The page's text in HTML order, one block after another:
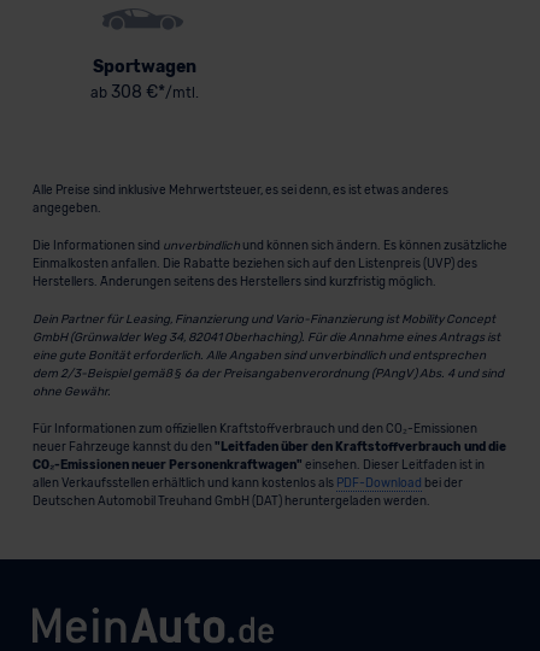
Sportwagen
ab 308 €*/mtl.
Alle Preise sind inklusive Mehrwertsteuer, es sei denn, es ist etwas anderes
angegeben.
Die Informationen sind unverbindlichund können sich ändern. Es können zusätzliche
Einmalkosten anfallen. Die Rabatte beziehen sich auf den Listenpreis (UVP) des
Herstellers. Änderungen seitens des Herstellers sind kurzfristig möglich.
Dein Partner für Leasing, Finanzierung und Vario-Finanzierung ist Mobility Concept
GmbH (Grünwalder Weg 34, 82041 Oberhaching). Für die Annahme eines Antrags ist
eine gute Bonität erforderlich. Alle Angaben sind unverbindlich und entsprechen
dem 2/3-Beispiel gemäß § 6a der Preisangabenverordnung (PAngV) Abs. 4 und sind
ohne Gewähr.
Für Informationen zum offiziellen Kraftstoffverbrauch und den CO₂-Emissionen
neuer Fahrzeuge kannst du den "Leitfaden über den Kraftstoffverbrauch und die
CO₂-Emissionen neuer Personenkraftwagen" einsehen. Dieser Leitfaden ist in
allen Verkaufsstellen erhältlich und kann kostenlos als PDF-Download bei der
Deutschen Automobil Treuhand GmbH (DAT) heruntergeladen werden.